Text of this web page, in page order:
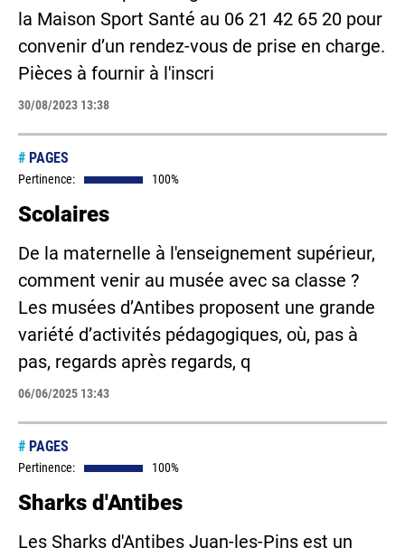
la Maison Sport Santé au 06 21 42 65 20 pour
convenir d’un rendez-vous de prise en charge.
Pièces à fournir à l'inscri
30/08/2023 13:38
# PAGES
Pertinence: 100%
Scolaires
De la maternelle à l'enseignement supérieur,
comment venir au musée avec sa classe ?
Les musées d’Antibes proposent une grande
variété d’activités pédagogiques, où, pas à
pas, regards après regards, q
06/06/2025 13:43
# PAGES
Pertinence: 100%
Sharks d'Antibes
Les Sharks d'Antibes Juan-les-Pins est un